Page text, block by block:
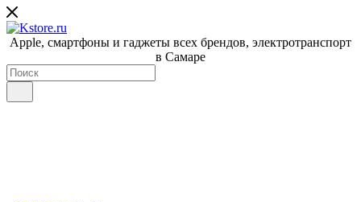
Apple, cмартфоны и гаджеты всех брендов, электротранспорт
в Самаре